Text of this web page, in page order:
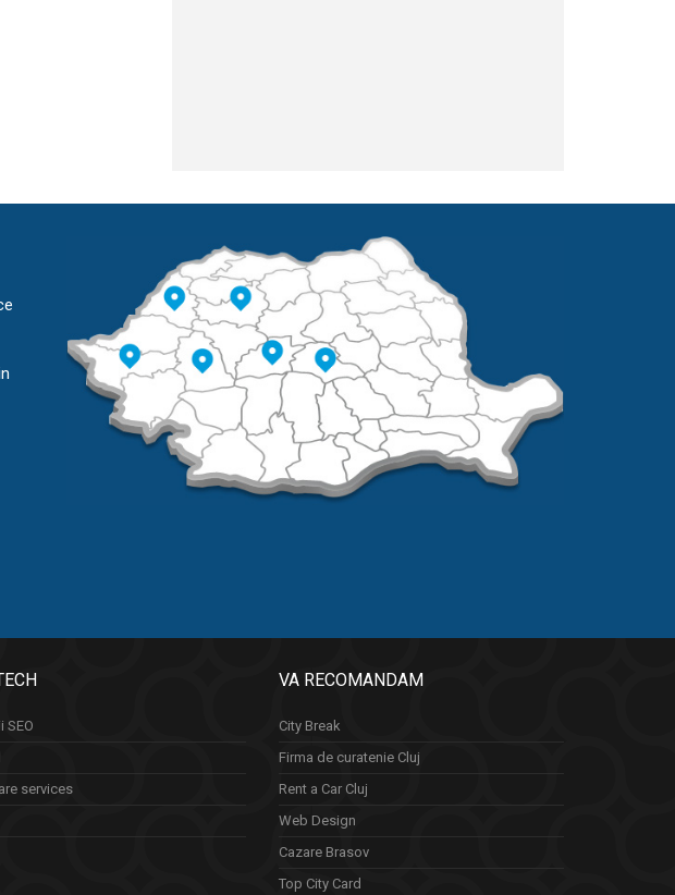
SEO
services
VA RECOMANDAM
City Break
Firma de curatenie Cluj
Rent a Car Cluj
Web Design
Cazare Brasov
Top City Card